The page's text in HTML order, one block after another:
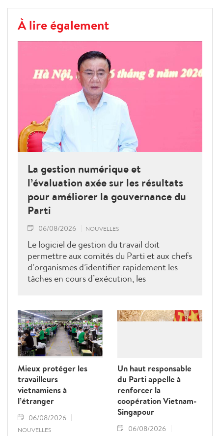
À lire également
La gestion numérique et
l’évaluation axée sur les résultats
pour améliorer la gouvernance du
Parti
06/08/2026 NOUVELLES
Le logiciel de gestion du travail doit
permettre aux comités du Parti et aux chefs
d’organismes d’identifier rapidement les
tâches en cours d’exécution, les
requises, les tâches en retard, les causes de
ces retards, les personnes devant en
répondre, ainsi que les décisions à prendre
pour lever les blocages.
Mieux protéger les
travailleurs
vietnamiens à
l’étranger
06/08/2026
NOUVELLES
Un haut responsable
du Parti appelle à
renforcer la
coopération Vietnam-
Singapour
06/08/2026